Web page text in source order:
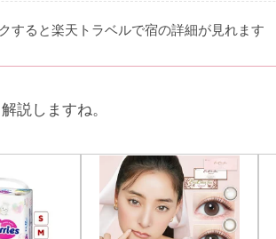
すると楽天トラベルで宿の詳細が見れます
説しますね。